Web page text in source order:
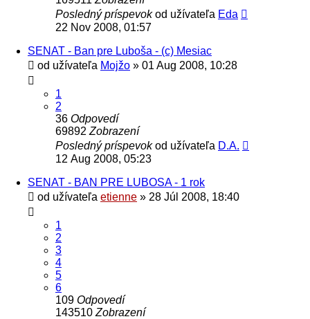
Posledný príspevokod užívateľa Eda
22 Nov 2008, 01:57
SENAT - Ban pre Luboša - (c) Mesiac
od užívateľa Mojžo » 01 Aug 2008, 10:28
1
2
36 Odpovedí
69892 Zobrazení
Posledný príspevokod užívateľa D.A.
12 Aug 2008, 05:23
SENAT - BAN PRE LUBOSA - 1 rok
od užívateľa etienne » 28 Júl 2008, 18:40
1
2
3
4
5
6
109 Odpovedí
143510 Zobrazení